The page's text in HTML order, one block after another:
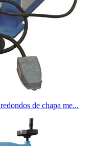
de chapa me...